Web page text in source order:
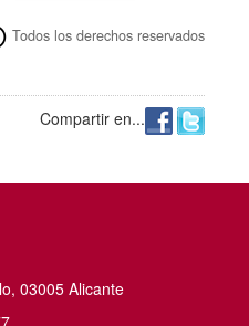
Todos los derechos reservados
Compartir en...
03005 Alicante